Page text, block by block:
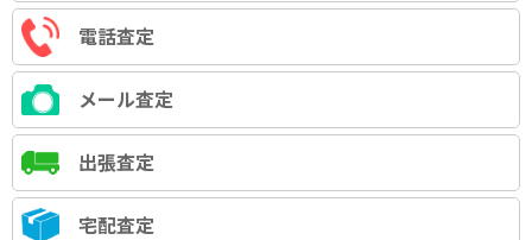
電話査定
メール査定
出張査定
宅配査定